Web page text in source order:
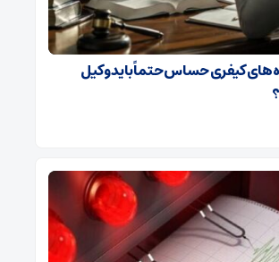
کیفری حساس حتماً باید وکیل